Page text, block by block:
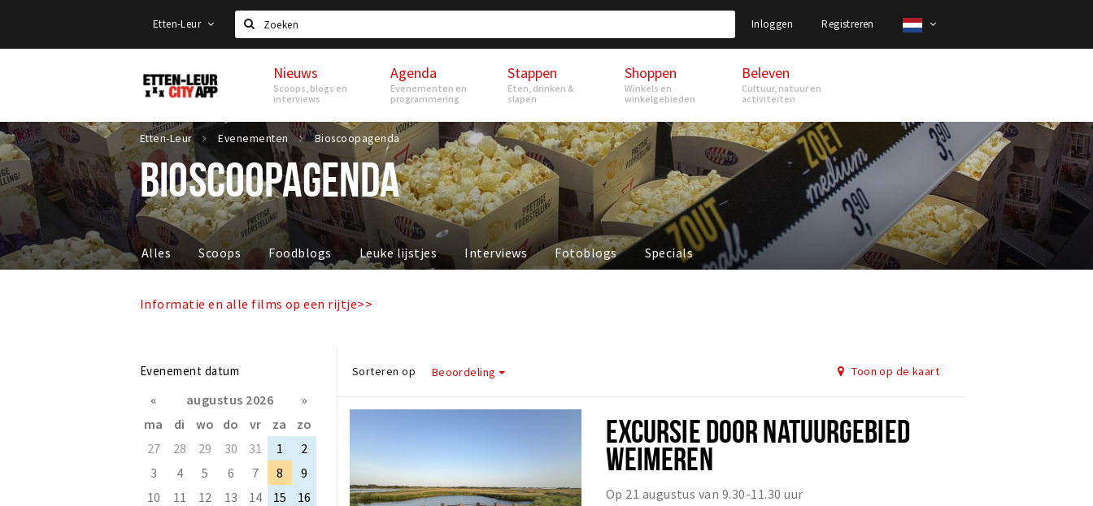
Etten-Leur
Zoeken
Inloggen Registreren
Etten-
Leur
Nieuws
Scoops, blogs en
interviews
Agenda
Evenementen en
programmering
Stappen
Eten, drinken &
slapen
Shoppen
Winkels en
winkelgebieden
Beleven
Cultuur, natuur en
activiteiten
Etten-Leur Evenementen Bioscoopagenda
BIOSCOOPAGENDA
Alles Scoops Foodblogs Leuke lijstjes Interviews Fotoblogs Specials
Informatie en alle films op een rijtje>>
Evenement datum
« augustus 2026
»
ma
di wo do vr za
zo
27
28 29 30 31 1
2
3
4 5 6 7 8
9
10
11 12 13 14 15
16
Sorteren op Beoordeling Toon op de kaart
EXCURSIE DOOR NATUURGEBIED
WEIMEREN
Op 21 augustus van 9.30-11.30 uur